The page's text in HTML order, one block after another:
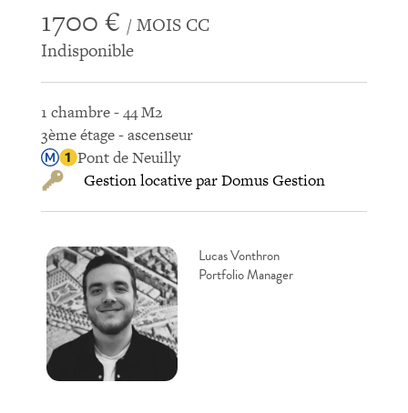
1700 € / MOIS CC
Indisponible
1 chambre - 44 M2
3ème étage - ascenseur
Pont de Neuilly
Gestion locative par Domus Gestion
Lucas Vonthron
Portfolio Manager